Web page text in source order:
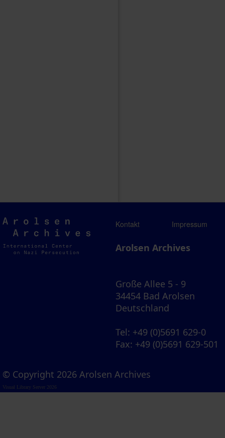
Arolsen
Archives
Kontakt Impressum
Arolsen Archives
Große Allee 5 - 9
34454 Bad Arolsen
Deutschland
Tel: +49 (0)5691 629-0
Fax: +49 (0)5691 629-501
© Copyright 2026 Arolsen Archives
Visual Library Server 2026